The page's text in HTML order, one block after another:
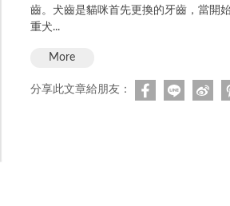
齒。犬齒是貓咪首先更換的牙齒，當開
重犬...
More
分享此文章給朋友：